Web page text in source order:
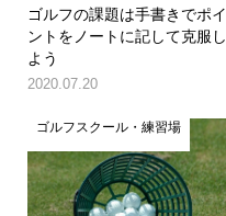
ゴルフの課題は手書きでポイ
ントをノートに記して克服し
よう
2020.07.20
ゴルフスクール・練習場